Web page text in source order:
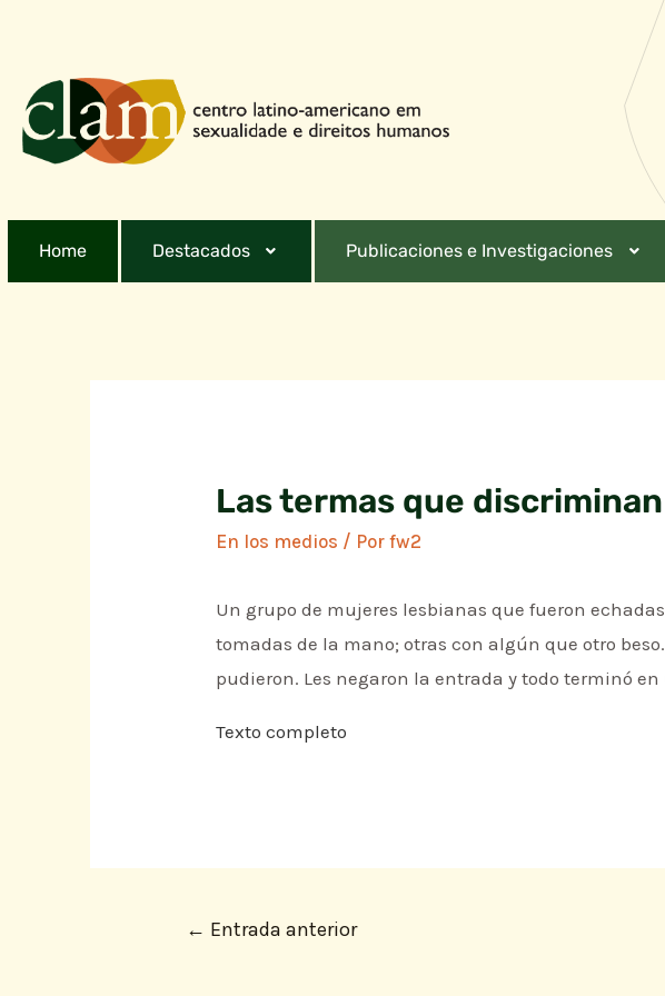
Home Destacados Publicaciones e Investigaciones
Las termas que discriminan
En los medios / Porfw2
Un grupo de mujeres lesbianas que fueron
tomadas de la mano; otras con algún que otro
pudieron. Les negaron la entrada y todo terminó
Texto completo
← Entrada anterior